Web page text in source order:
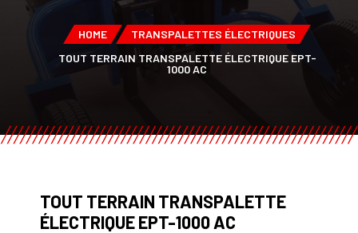
HOME
TRANSPALETTES ÉLECTRIQUES
TOUT TERRAIN TRANSPALETTE ÉLECTRIQUE EPT-
1000 AC
TOUT TERRAIN TRANSPALETTE
ÉLECTRIQUE EPT-1000 AC